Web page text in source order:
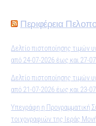
Περιφέρεια
Δελτίο πιστοποίησης τιμών
από 24-07-2026 έως και 27-
Δελτίο πιστοποίησης τιμών
από 21-07-2026 έως και 23-
Υπεγράφη η Προγραμματική
τοιχογραφιών της Ιεράς